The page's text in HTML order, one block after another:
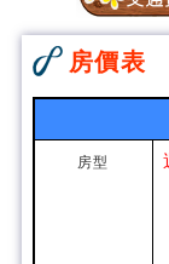
房價表
房型